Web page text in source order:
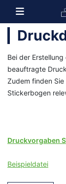
Bei der
beauftragte
Zudem finden
Stickerbogen
Druckvorgaben
Beispieldatei